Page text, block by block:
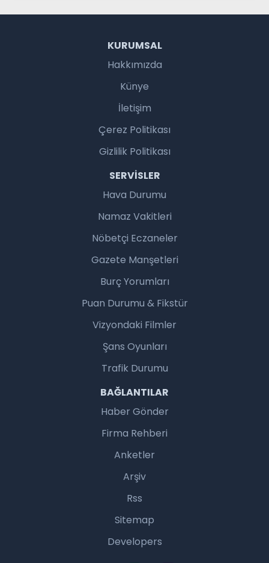
KURUMSAL
Hakkımızda
Künye
İletişim
Çerez Politikası
Gizlilik Politikası
SERVISLER
Hava Durumu
Namaz Vakitleri
Nöbetçi Eczaneler
Gazete Manşetleri
Burç Yorumları
Puan Durumu & Fikstür
Vizyondaki Filmler
Şans Oyunları
Trafik Durumu
BAĞLANTILAR
Haber Gönder
Firma Rehberi
Anketler
Arşiv
Rss
Sitemap
Developers